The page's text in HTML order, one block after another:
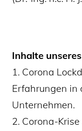
Inhalte
1. Corona
Erfahrungen in
Unternehmen.
2. Corona-